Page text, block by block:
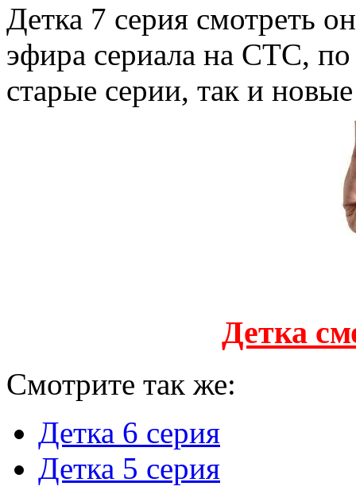
Детка 7 серия смотреть
эфира сериала на СТС,
старые серии, так и
Детка
Смотрите так же:
Детка 6 серия
Детка 5 серия